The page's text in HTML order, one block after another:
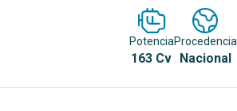
Potencia
163 Cv
Procedencia
Nacional